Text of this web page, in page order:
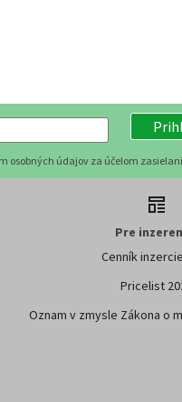
Pre
Cenník
Oznam v zmysle Zákona o